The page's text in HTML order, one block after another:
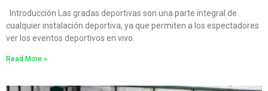
Introducción Las gradas deportivas son una parte integral de
cualquier instalación deportiva, ya que permiten a los espectadores
ver los eventos deportivos en vivo.
Read More »